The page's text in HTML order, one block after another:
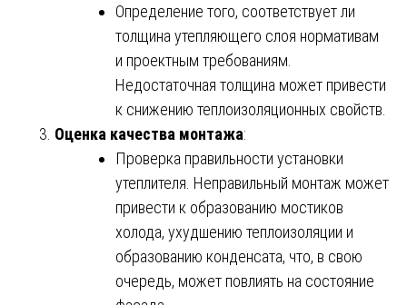
Определение того, соответствует ли
толщина утепляющего слоя нормативам
и проектным требованиям.
Недостаточная толщина может привести
к снижению теплоизоляционных свойств.
Оценка качества монтажа:
Проверка правильности установки
утеплителя. Неправильный монтаж может
привести к образованию мостиков
холода, ухудшению теплоизоляции и
образованию конденсата, что, в свою
очередь, может повлиять на состояние